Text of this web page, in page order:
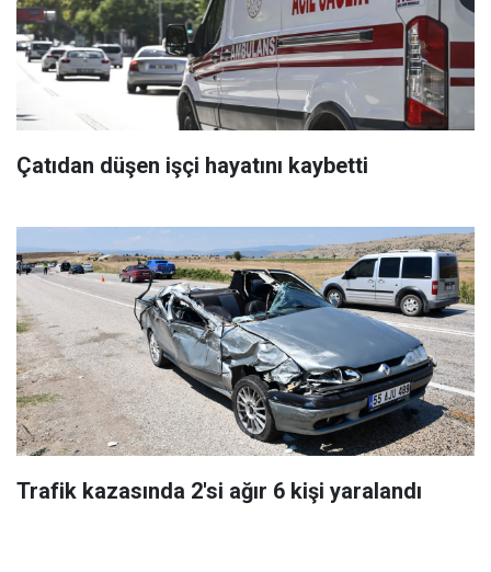
Çatıdan düşen işçi hayatını kaybetti
Trafik kazasında 2'si ağır 6 kişi yaralandı